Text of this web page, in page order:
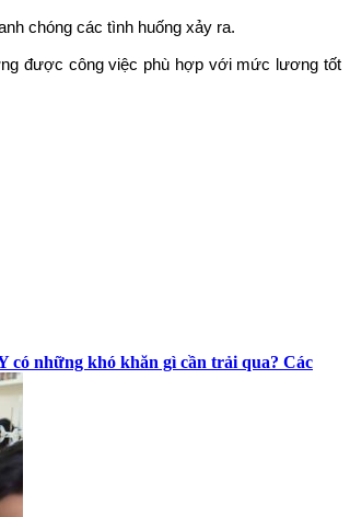
chóng các tình huống xảy ra.
được công việc phù hợp với mức lương tốt
có những khó khăn gì cần trải qua? Các